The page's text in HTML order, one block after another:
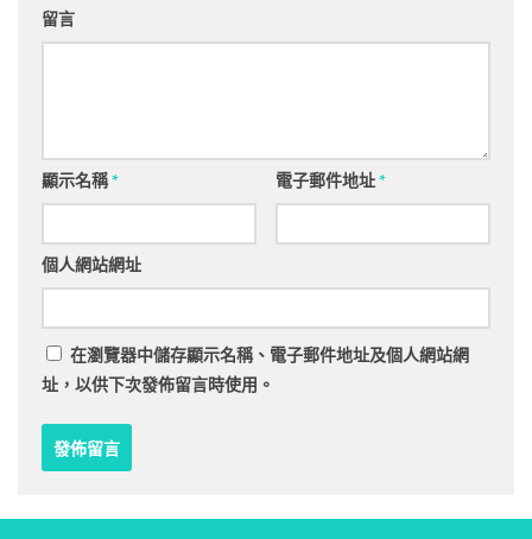
留言
顯示名稱* 電子郵件地址*
個人網站網址
在瀏覽器中儲存顯示名稱、電子郵件地址及個人網站網
址，以供下次發佈留言時使用。